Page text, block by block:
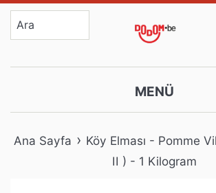
İçeriğe
atla
MENÜ
Ana Sayfa › Köy Elması - Pomme
II ) - 1 Kilogram